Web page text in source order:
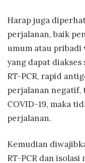
Harap juga
perjalanan, baik
umum atau
yang dapat
RT-PCR, rapid
perjalanan negatif,
COVID-19, maka
perjalanan.
Kemudian
RT-PCR dan